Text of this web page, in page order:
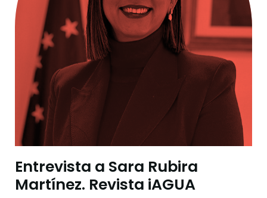
Entrevista a Sara Rubira
Martínez. Revista iAGUA